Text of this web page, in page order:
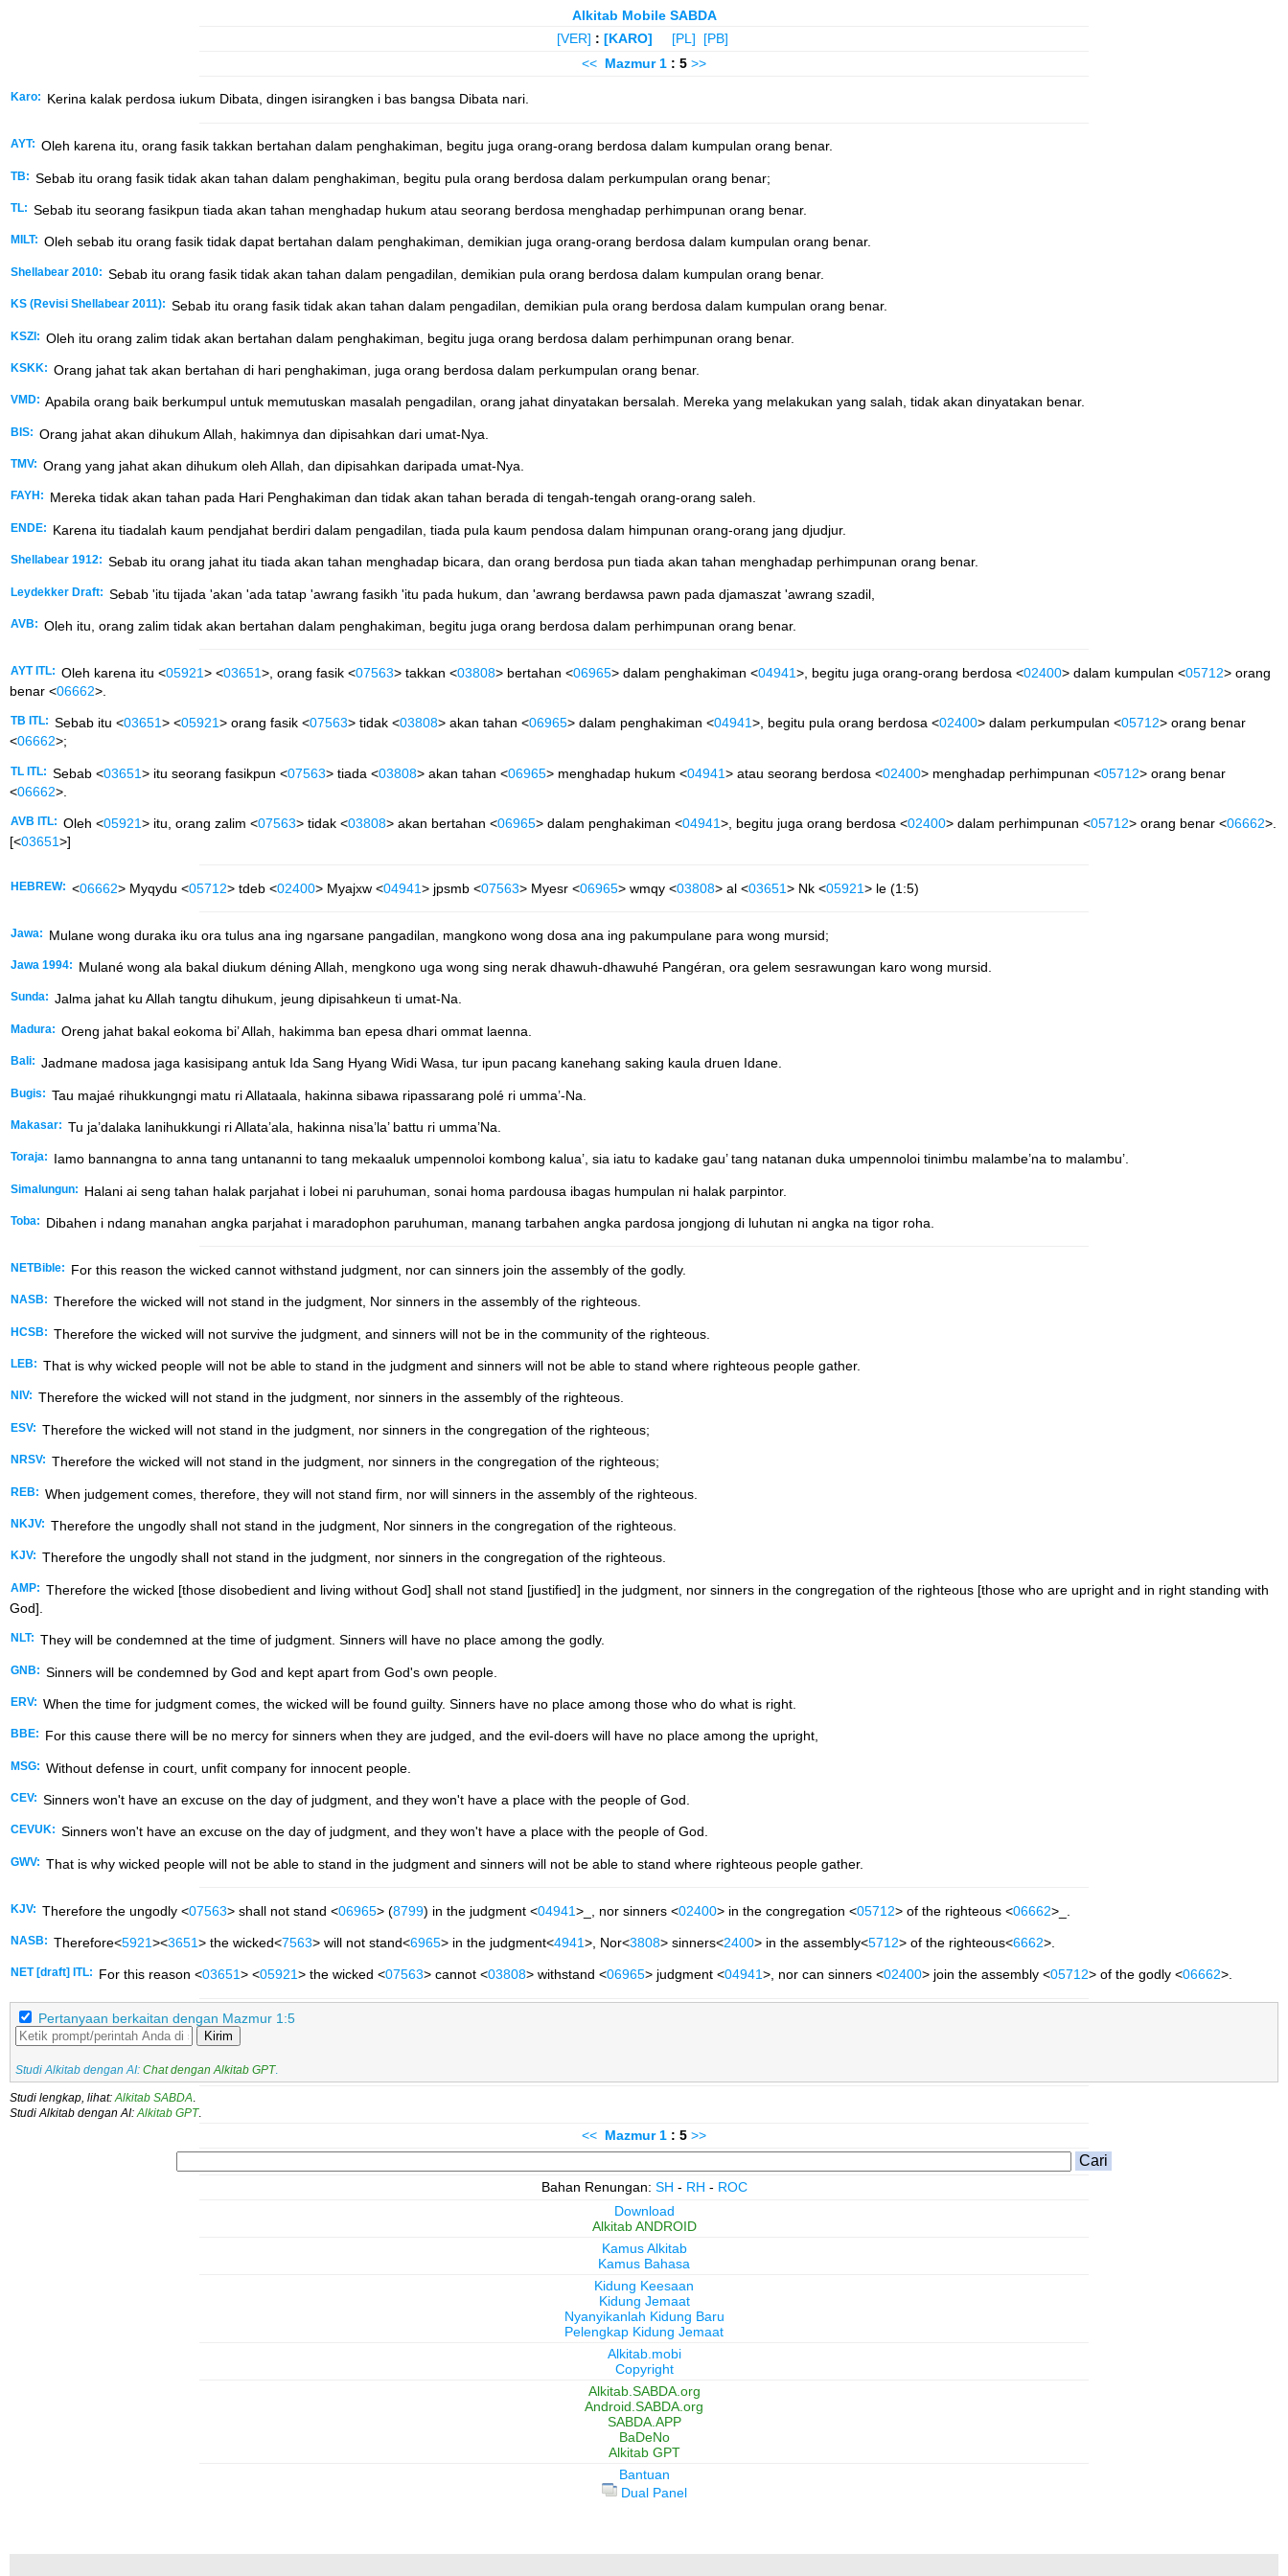
Alkitab Mobile SABDA
[VER] : [KARO] [PL]
[PB]
<< Mazmur 1 : 5 >>
Karo: Kerina kalak perdosa iukum Dibata, dingen isirangken i bas bangsa Dibata nari.
AYT: Oleh karena itu, orang fasik takkan bertahan dalam penghakiman, begitu juga orang-orang berdosa dalam kumpulan orang benar.
TB: Sebab itu orang fasik tidak akan tahan dalam penghakiman, begitu pula orang berdosa dalam perkumpulan orang benar;
TL: Sebab itu seorang fasikpun tiada akan tahan menghadap hukum atau seorang berdosa menghadap perhimpunan orang benar.
MILT: Oleh sebab itu orang fasik tidak dapat bertahan dalam penghakiman, demikian juga orang-orang berdosa dalam kumpulan orang benar.
Shellabear 2010: Sebab itu orang fasik tidak akan tahan dalam pengadilan, demikian pula orang berdosa dalam kumpulan orang benar.
KS (Revisi Shellabear 2011): Sebab itu orang fasik tidak akan tahan dalam pengadilan, demikian pula orang berdosa dalam kumpulan orang benar.
KSZI: Oleh itu orang zalim tidak akan bertahan dalam penghakiman, begitu juga orang berdosa dalam perhimpunan orang benar.
KSKK: Orang jahat tak akan bertahan di hari penghakiman, juga orang berdosa dalam perkumpulan orang benar.
VMD: Apabila orang baik berkumpul untuk memutuskan masalah pengadilan, orang jahat dinyatakan bersalah. Mereka yang melakukan yang salah, tidak akan dinyatakan benar.
BIS: Orang jahat akan dihukum Allah, hakimnya dan dipisahkan dari umat-Nya.
TMV: Orang yang jahat akan dihukum oleh Allah, dan dipisahkan daripada umat-Nya.
FAYH: Mereka tidak akan tahan pada Hari Penghakiman dan tidak akan tahan berada di tengah-tengah orang-orang saleh.
ENDE: Karena itu tiadalah kaum pendjahat berdiri dalam pengadilan, tiada pula kaum pendosa dalam himpunan orang-orang jang djudjur.
Shellabear 1912: Sebab itu orang jahat itu tiada akan tahan menghadap bicara, dan orang berdosa pun tiada akan tahan menghadap perhimpunan orang benar.
Leydekker Draft: Sebab 'itu tijada 'akan 'ada tatap 'awrang fasikh 'itu pada hukum, dan 'awrang berdawsa pawn pada djamaszat 'awrang szadil,
AVB: Oleh itu, orang zalim tidak akan bertahan dalam penghakiman, begitu juga orang berdosa dalam perhimpunan orang benar.
AYT ITL: Oleh karena itu <05921> <03651>, orang fasik <07563> takkan <03808> bertahan <06965> dalam penghakiman <04941>, begitu juga orang-orang berdosa <02400> dalam kumpulan <05712> orang
benar <06662>.
TB ITL: Sebab itu <03651> <05921> orang fasik <07563> tidak <03808> akan tahan <06965> dalam penghakiman <04941>, begitu pula orang berdosa <02400> dalam perkumpulan <05712> orang benar
<06662>;
TL ITL: Sebab <03651> itu seorang fasikpun <07563> tiada <03808> akan tahan <06965> menghadap hukum <04941> atau seorang berdosa <02400> menghadap perhimpunan <05712> orang benar
<06662>.
AVB ITL: Oleh <05921> itu, orang zalim <07563> tidak <03808> akan bertahan <06965> dalam penghakiman <04941>, begitu juga orang berdosa <02400> dalam perhimpunan <05712> orang benar <06662>.
[<03651>]
HEBREW: <06662> Myqydu <05712> tdeb <02400> Myajxw <04941> jpsmb <07563> Myesr <06965> wmqy <03808> al <03651> Nk <05921> le (1:5)
Jawa: Mulane wong duraka iku ora tulus ana ing ngarsane pangadilan, mangkono wong dosa ana ing pakumpulane para wong mursid;
Jawa 1994: Mulané wong ala bakal diukum déning Allah, mengkono uga wong sing nerak dhawuh-dhawuhé Pangéran, ora gelem sesrawungan karo wong mursid.
Sunda: Jalma jahat ku Allah tangtu dihukum, jeung dipisahkeun ti umat-Na.
Madura: Oreng jahat bakal eokoma bi’ Allah, hakimma ban epesa dhari ommat laenna.
Bali: Jadmane madosa jaga kasisipang antuk Ida Sang Hyang Widi Wasa, tur ipun pacang kanehang saking kaula druen Idane.
Bugis: Tau majaé rihukkungngi matu ri Allataala, hakinna sibawa ripassarang polé ri umma’-Na.
Makasar: Tu ja’dalaka lanihukkungi ri Allata’ala, hakinna nisa’la’ battu ri umma’Na.
Toraja: Iamo bannangna to anna tang untananni to tang mekaaluk umpennoloi kombong kalua’, sia iatu to kadake gau’ tang natanan duka umpennoloi tinimbu malambe’na to malambu’.
Simalungun: Halani ai seng tahan halak parjahat i lobei ni paruhuman, sonai homa pardousa ibagas humpulan ni halak parpintor.
Toba: Dibahen i ndang manahan angka parjahat i maradophon paruhuman, manang tarbahen angka pardosa jongjong di luhutan ni angka na tigor roha.
NETBible: For this reason the wicked cannot withstand judgment, nor can sinners join the assembly of the godly.
NASB: Therefore the wicked will not stand in the judgment, Nor sinners in the assembly of the righteous.
HCSB: Therefore the wicked will not survive the judgment, and sinners will not be in the community of the righteous.
LEB: That is why wicked people will not be able to stand in the judgment and sinners will not be able to stand where righteous people gather.
NIV: Therefore the wicked will not stand in the judgment, nor sinners in the assembly of the righteous.
ESV: Therefore the wicked will not stand in the judgment, nor sinners in the congregation of the righteous;
NRSV: Therefore the wicked will not stand in the judgment, nor sinners in the congregation of the righteous;
REB: When judgement comes, therefore, they will not stand firm, nor will sinners in the assembly of the righteous.
NKJV: Therefore the ungodly shall not stand in the judgment, Nor sinners in the congregation of the righteous.
KJV: Therefore the ungodly shall not stand in the judgment, nor sinners in the congregation of the righteous.
AMP: Therefore the wicked [those disobedient and living without God] shall not stand [justified] in the judgment, nor sinners in the congregation of the righteous [those who are upright and in right standing with
God].
NLT: They will be condemned at the time of judgment. Sinners will have no place among the godly.
GNB: Sinners will be condemned by God and kept apart from God's own people.
ERV: When the time for judgment comes, the wicked will be found guilty. Sinners have no place among those who do what is right.
BBE: For this cause there will be no mercy for sinners when they are judged, and the evil-doers will have no place among the upright,
MSG: Without defense in court, unfit company for innocent people.
CEV: Sinners won't have an excuse on the day of judgment, and they won't have a place with the people of God.
CEVUK: Sinners won't have an excuse on the day of judgment, and they won't have a place with the people of God.
GWV: That is why wicked people will not be able to stand in the judgment and sinners will not be able to stand where righteous people gather.
KJV: Therefore the ungodly <07563> shall not stand <06965> (8799) in the judgment <04941>_, nor sinners <02400> in the congregation <05712> of the righteous <06662>_.
NASB: Therefore<5921><3651> the wicked<7563> will not stand<6965> in the judgment<4941>, Nor<3808> sinners<2400> in the assembly<5712> of the righteous<6662>.
NET [draft] ITL: For this reason <03651> <05921> the wicked <07563> cannot <03808> withstand <06965> judgment <04941>, nor can sinners <02400> join the assembly <05712> of the godly <06662>.
Pertanyaan berkaitan dengan Mazmur 1:5
Kirim
Studi Alkitab dengan AI: Chat dengan Alkitab GPT.
Studi lengkap, lihat: Alkitab SABDA
Studi Alkitab dengan AI: Alkitab GPT.
<< Mazmur 1 : 5 >>
Bahan Renungan: SH - RH - ROC
Download
Alkitab ANDROID
Kamus Alkitab
Kamus Bahasa
Kidung Keesaan
Kidung Jemaat
Nyanyikanlah Kidung Baru
Pelengkap Kidung Jemaat
Alkitab.mobi
Copyright
Alkitab.SABDA.org
Android.SABDA.org
SABDA.APP
BaDeNo
Alkitab GPT
Bantuan
Dual Panel